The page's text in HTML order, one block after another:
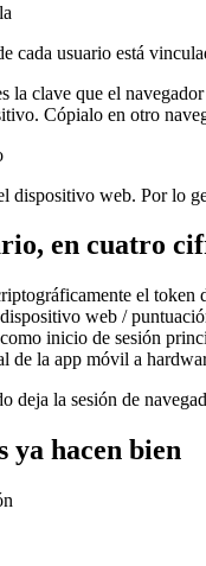
cada usuario está
la clave que el
Cópialo en otro
dispositivo web. Por lo
en cuatro
el token
web /
inicio de sesión
de la app móvil a
deja la sesión de
ya hacen bien